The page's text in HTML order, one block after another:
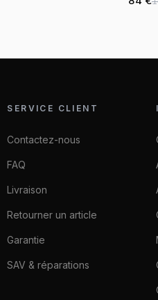
SERVICE CLIENT
Contactez-nous
FAQ
Livraison
Retourner un article
Garantie
SAV & réparations